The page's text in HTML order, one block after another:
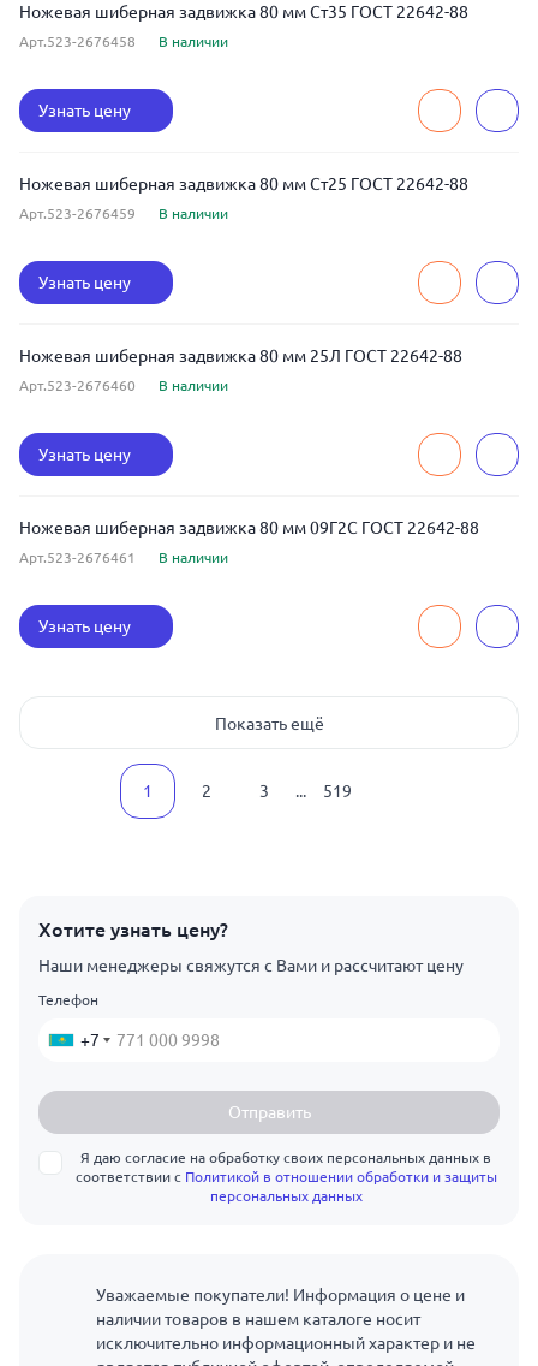
Ножевая шиберная задвижка 80 мм Ст35 ГОСТ 22642-88
Арт.523-2676458 В наличии
Узнать цену
Ножевая шиберная задвижка 80 мм Ст25 ГОСТ 22642-88
Арт.523-2676459 В наличии
Узнать цену
Ножевая шиберная задвижка 80 мм 25Л ГОСТ 22642-88
Арт.523-2676460 В наличии
Узнать цену
Ножевая шиберная задвижка 80 мм 09Г2С ГОСТ 22642-88
Арт.523-2676461 В наличии
Узнать цену
Показать ещё
1 2 3 ... 519
Хотите узнать цену?
Наши менеджеры свяжутся с Вами и рассчитают цену
Телефон
+7
Отправить
Я даю согласие на обработку своих персональных данных в
соответствии с Политикой в отношении обработки и защиты
персональных данных
Уважаемые покупатели! Информация о цене и
наличии товаров в нашем каталоге носит
исключительно информационный характер и не